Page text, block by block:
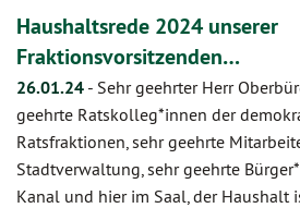
Haushaltsrede 2024 unserer
Fraktionsvorsitzenden…
26.01.24 - Sehr geehrter Herr
geehrte Ratskolleg*innen der
Ratsfraktionen, sehr geehrte
Stadtverwaltung, sehr geehrte
Kanal und hier im Saal, der Haushalt